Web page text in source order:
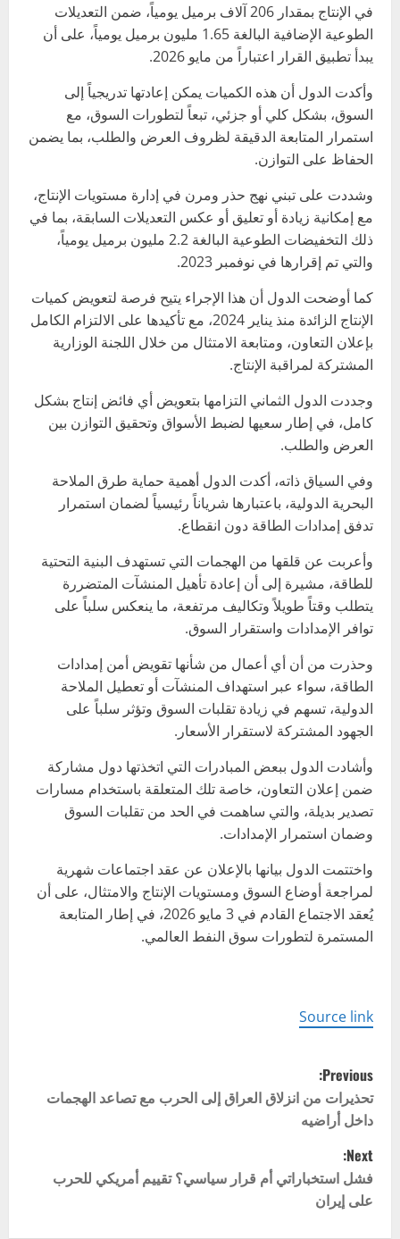
في الإنتاج بمقدار 206 آلاف برميل يومياً، ضمن التعديلات
الطوعية الإضافية البالغة 1.65 مليون برميل يومياً، على أن
يبدأ تطبيق القرار اعتباراً من مايو 2026.
وأكدت الدول أن هذه الكميات يمكن إعادتها تدريجياً إلى
السوق، بشكل كلي أو جزئي، تبعاً لتطورات السوق، مع
استمرار المتابعة الدقيقة لظروف العرض والطلب، بما يضمن
الحفاظ على التوازن.
وشددت على تبني نهج حذر ومرن في إدارة مستويات الإنتاج،
مع إمكانية زيادة أو تعليق أو عكس التعديلات السابقة، بما في
ذلك التخفيضات الطوعية البالغة 2.2 مليون برميل يومياً،
والتي تم إقرارها في نوفمبر 2023.
كما أوضحت الدول أن هذا الإجراء يتيح فرصة لتعويض كميات
الإنتاج الزائدة منذ يناير 2024، مع تأكيدها على الالتزام الكامل
بإعلان التعاون، ومتابعة الامتثال من خلال اللجنة الوزارية
المشتركة لمراقبة الإنتاج.
وجددت الدول الثماني التزامها بتعويض أي فائض إنتاج بشكل
كامل، في إطار سعيها لضبط الأسواق وتحقيق التوازن بين
العرض والطلب.
وفي السياق ذاته، أكدت الدول أهمية حماية طرق الملاحة
البحرية الدولية، باعتبارها شرياناً رئيسياً لضمان استمرار
تدفق إمدادات الطاقة دون انقطاع.
وأعربت عن قلقها من الهجمات التي تستهدف البنية التحتية
للطاقة، مشيرة إلى أن إعادة تأهيل المنشآت المتضررة
يتطلب وقتاً طويلاً وتكاليف مرتفعة، ما ينعكس سلباً على
توافر الإمدادات واستقرار السوق.
وحذرت من أن أي أعمال من شأنها تقويض أمن إمدادات
الطاقة، سواء عبر استهداف المنشآت أو تعطيل الملاحة
الدولية، تسهم في زيادة تقلبات السوق وتؤثر سلباً على
الجهود المشتركة لاستقرار الأسعار.
وأشادت الدول ببعض المبادرات التي اتخذتها دول مشاركة
ضمن إعلان التعاون، خاصة تلك المتعلقة باستخدام مسارات
تصدير بديلة، والتي ساهمت في الحد من تقلبات السوق
وضمان استمرار الإمدادات.
واختتمت الدول بيانها بالإعلان عن عقد اجتماعات شهرية
لمراجعة أوضاع السوق ومستويات الإنتاج والامتثال، على أن
يُعقد الاجتماع القادم في 3 مايو 2026، في إطار المتابعة
المستمرة لتطورات سوق النفط العالمي.
Source link
P
o
s
t
n
Previous:
تحذيرات من انزلاق العراق إلى الحرب مع تصاعد الهجمات
داخل أراضيه
Next:
فشل استخباراتي أم قرار سياسي؟ تقييم أمريكي للحرب
على إيران